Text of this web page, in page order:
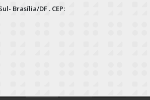
Brasília/DF . CEP: